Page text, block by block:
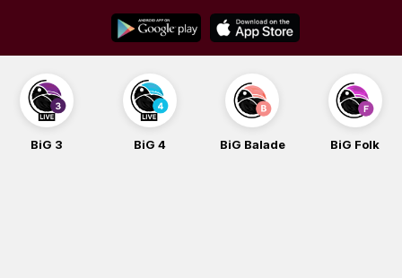
content
BiG 3 BiG 4 BiG Balade BiG Folk